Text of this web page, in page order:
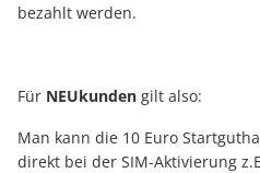
bezahlt werden.
Für NEUkunden gilt also:
Man kann die 10 Euro
direkt bei der SIM-Aktivierung